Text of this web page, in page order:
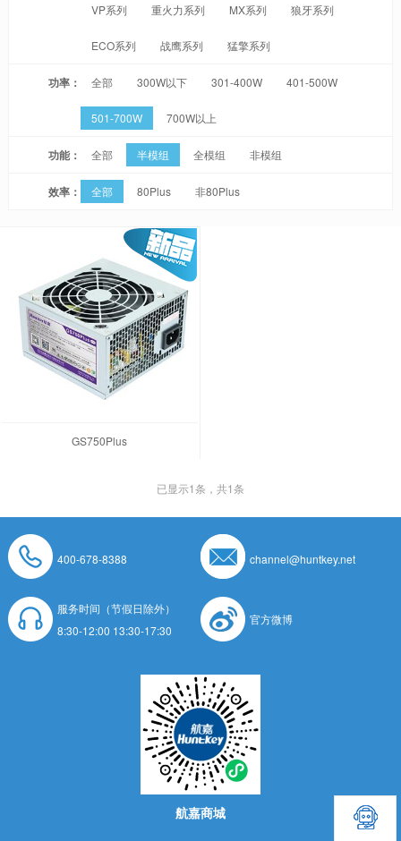
VP系列 重火力系列 MX系列 狼牙系列
ECO系列 战鹰系列 猛擎系列
功率： 全部 300W以下 301-400W 401-500W
501-700W 700W以上
功能： 全部 半模组 全模组 非模组
效率： 全部 80Plus 非80Plus
GS750Plus
已显示1条，共1条
400-678-8388 channel@huntkey.net
服务时间（节假日除外）
8:30-12:00 13:30-17:30
官方微博
航嘉商城